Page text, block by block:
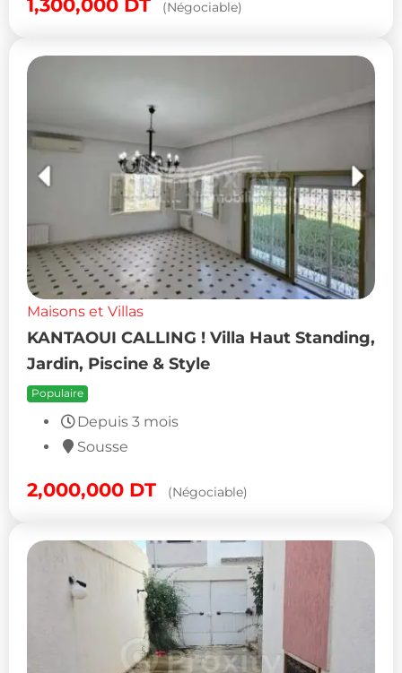
1,300,000 DT (Négociable)
Maisons et Villas
KANTAOUI CALLING ! Villa Haut Standing,
Jardin, Piscine & Style
Populaire
Depuis 3 mois
Sousse
2,000,000 DT (Négociable)